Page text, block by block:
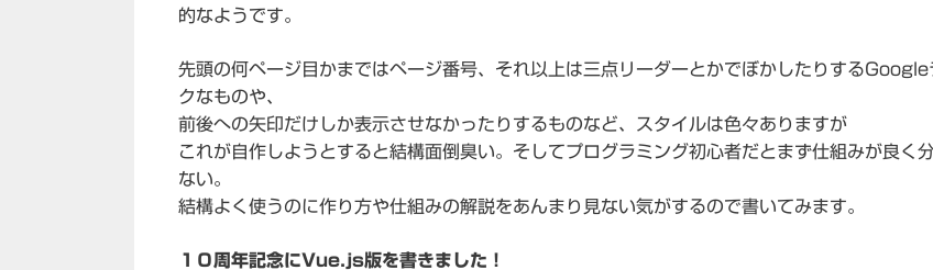
的なようです。
先頭の何ページ目かまではページ番号、それ以上は三点リーダーとかでぼかしたりするGoogle
クなものや、
前後への矢印だけしか表示させなかったりするものなど、スタイルは色々ありますが
これが自作しようとすると結構面倒臭い。そしてプログラミング初心者だとまず仕組みが良く
ない。
結構よく使うのに作り方や仕組みの解説をあんまり見ない気がするので書いてみます。
１０周年記念にVue.js版を書きました！